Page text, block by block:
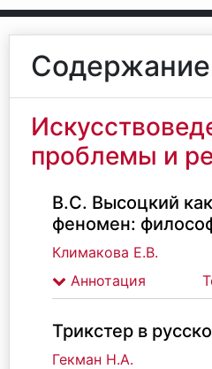
Содержание
проблемы и
В.С. Высоцкий
феномен:
Климакова Е.В.
Аннотация
Трикстер в
Гекман Н.А.